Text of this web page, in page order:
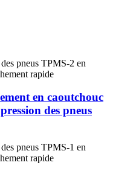
en caoutchouc
des pneus